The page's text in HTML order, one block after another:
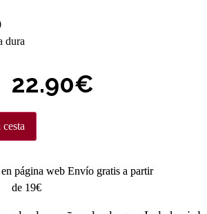
dura
22.90€
página web Envío gratis a partir
de 19€